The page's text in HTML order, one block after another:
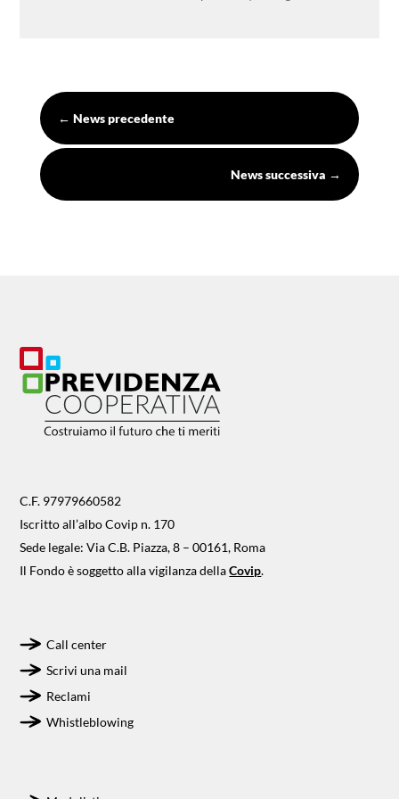
← News precedente
News successiva →
C.F. 97979660582
Iscritto all’albo Covip n. 170
Sede legale: Via C.B. Piazza, 8 – 00161, Roma
Il Fondo è soggetto alla vigilanza dellaCovip.
Call center
Scrivi una mail
Reclami
Whistleblowing